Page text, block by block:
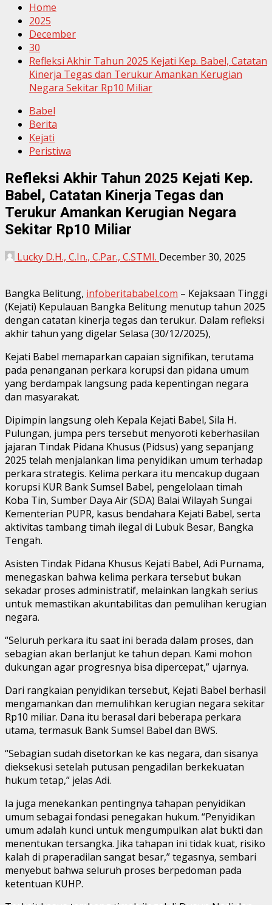
Home
2025
December
30
Refleksi Akhir Tahun 2025 Kejati Kep. Babel, Catatan
Kinerja Tegas dan Terukur Amankan Kerugian
Negara Sekitar Rp10 Miliar
Babel
Berita
Kejati
Peristiwa
Refleksi Akhir Tahun 2025 Kejati Kep.
Babel, Catatan Kinerja Tegas dan
Terukur Amankan Kerugian Negara
Sekitar Rp10 Miliar
Lucky D.H., C.In., C.Par., C.STMI. December 30, 2025
Bangka Belitung, infoberitababel.com – Kejaksaan Tinggi
(Kejati) Kepulauan Bangka Belitung menutup tahun 2025
dengan catatan kinerja tegas dan terukur. Dalam refleksi
akhir tahun yang digelar Selasa (30/12/2025),
Kejati Babel memaparkan capaian signifikan, terutama
pada penanganan perkara korupsi dan pidana umum
yang berdampak langsung pada kepentingan negara
dan masyarakat.
Dipimpin langsung oleh Kepala Kejati Babel, Sila H.
Pulungan, jumpa pers tersebut menyoroti keberhasilan
jajaran Tindak Pidana Khusus (Pidsus) yang sepanjang
2025 telah menjalankan lima penyidikan umum terhadap
perkara strategis. Kelima perkara itu mencakup dugaan
korupsi KUR Bank Sumsel Babel, pengelolaan timah
Koba Tin, Sumber Daya Air (SDA) Balai Wilayah Sungai
Kementerian PUPR, kasus bendahara Kejati Babel, serta
aktivitas tambang timah ilegal di Lubuk Besar, Bangka
Tengah.
Asisten Tindak Pidana Khusus Kejati Babel, Adi Purnama,
menegaskan bahwa kelima perkara tersebut bukan
sekadar proses administratif, melainkan langkah serius
untuk memastikan akuntabilitas dan pemulihan kerugian
negara.
“Seluruh perkara itu saat ini berada dalam proses, dan
sebagian akan berlanjut ke tahun depan. Kami mohon
dukungan agar progresnya bisa dipercepat,” ujarnya.
Dari rangkaian penyidikan tersebut, Kejati Babel berhasil
mengamankan dan memulihkan kerugian negara sekitar
Rp10 miliar. Dana itu berasal dari beberapa perkara
utama, termasuk Bank Sumsel Babel dan BWS.
“Sebagian sudah disetorkan ke kas negara, dan sisanya
dieksekusi setelah putusan pengadilan berkekuatan
hukum tetap,” jelas Adi.
Ia juga menekankan pentingnya tahapan penyidikan
umum sebagai fondasi penegakan hukum. “Penyidikan
umum adalah kunci untuk mengumpulkan alat bukti dan
menentukan tersangka. Jika tahapan ini tidak kuat, risiko
kalah di praperadilan sangat besar,” tegasnya, sembari
menyebut bahwa seluruh proses berpedoman pada
ketentuan KUHP.